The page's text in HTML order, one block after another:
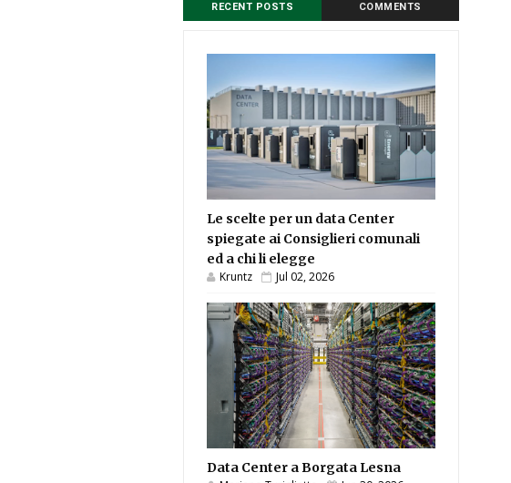
RECENT POSTS COMMENTS
Le scelte per un data Center
spiegate ai Consiglieri comunali
ed a chi li elegge
Kruntz Jul 02, 2026
Data Center a Borgata Lesna